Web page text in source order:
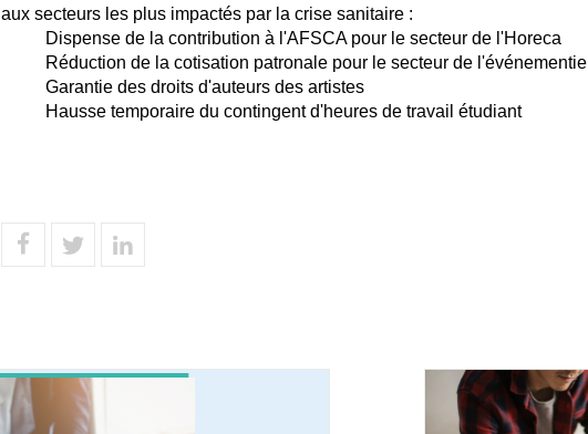
aux secteurs les plus impactés par la crise sanitaire :
Dispense de la contribution à l'AFSCA pour le secteur de l'Horeca
Réduction de la cotisation patronale pour le secteur de l'événementiel
Garantie des droits d'auteurs des artistes
Hausse temporaire du contingent d'heures de travail étudiant